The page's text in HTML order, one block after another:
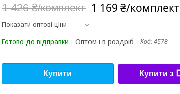
1 426 ₴/комплект 1 169 ₴/комплект
Показати оптові ціни
Готово до відправки Оптом і в роздріб Код: 4578
Купити Купити з